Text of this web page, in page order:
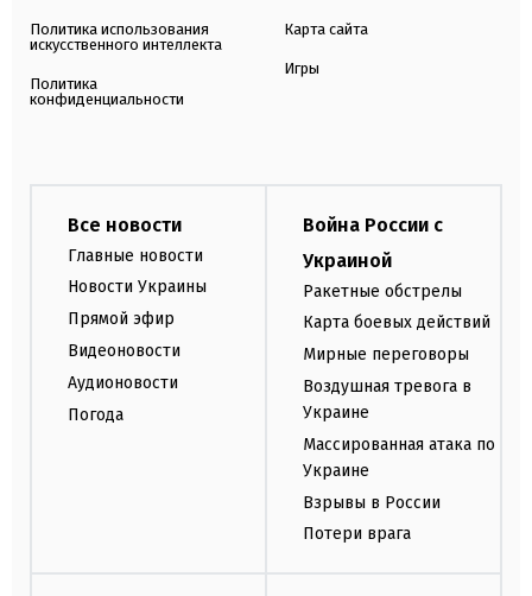
Политика использования
искусственного интеллекта
Политика
конфиденциальности
Карта сайта
Игры
Все новости
Главные новости
Новости Украины
Прямой эфир
Видеоновости
Аудионовости
Погода
Война России с
Украиной
Ракетные обстрелы
Карта боевых действий
Мирные переговоры
Воздушная тревога в
Украине
Массированная атака по
Украине
Взрывы в России
Потери врага